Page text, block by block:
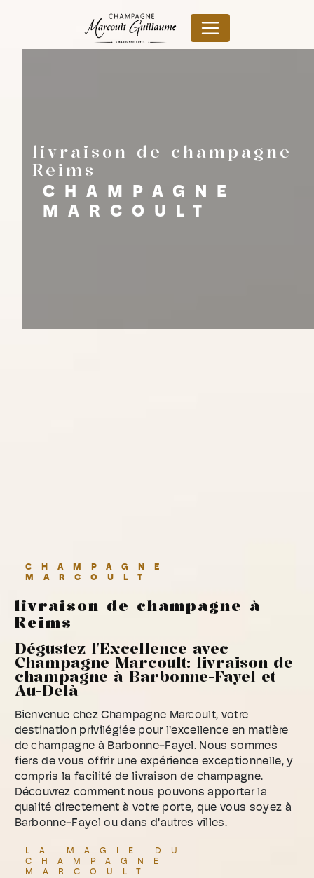
livraison de champagne
Reims
CHAMPAGNE
MARCOULT
CHAMPAGNE
MARCOULT
livraison de champagne à
Reims
Dégustez l'Excellence avec
Champagne Marcoult: livraison de
champagne à Barbonne-Fayel et
Au-Delà
Bienvenue chez Champagne Marcoult, votre
destination privilégiée pour l'excellence en matière
de champagne à Barbonne-Fayel. Nous sommes
fiers de vous offrir une expérience exceptionnelle, y
compris la facilité de livraison de champagne.
Découvrez comment nous pouvons apporter la
qualité directement à votre porte, que vous soyez à
Barbonne-Fayel ou dans d'autres villes.
LA MAGIE DU
CHAMPAGNE
MARCOULT